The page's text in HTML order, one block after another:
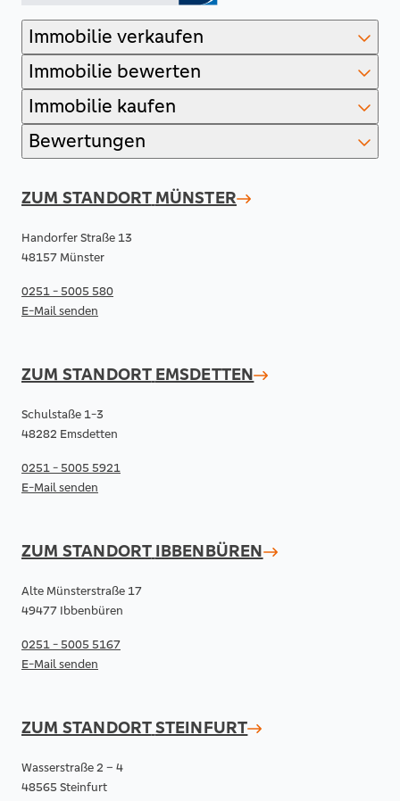
Immobilie verkaufen
Immobilie bewerten
Immobilie kaufen
Bewertungen
ZUM STANDORT MÜNSTER
Handorfer Straße 13
48157 Münster
0251 - 5005 580
E-Mail senden
ZUM STANDORT EMSDETTEN
Schulstaße 1-3
48282 Emsdetten
0251 - 5005 5921
E-Mail senden
ZUM STANDORT IBBENBÜREN
Alte Münsterstraße 17
49477 Ibbenbüren
0251 - 5005 5167
E-Mail senden
ZUM STANDORTSTEINFURT
Wasserstraße 2 – 4
48565 Steinfurt